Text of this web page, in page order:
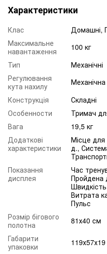
Характеристики
Клас
Домашні,
Максимальне
навантаження
100 кг
Тип
Механічні
Регулювання
кута нахилу
Механічна
Конструкція
Складні
Особенности
Тримач
Вага
19,5 кг
Додаткові
характеристики
Місце
д.,
Показання
дисплея
Час
Пройдена
Швидкість
Витрата
Пульс
Розмір бігового
полотна
81х40 см
Габарити
упаковки